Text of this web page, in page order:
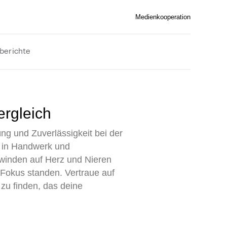
Medienkooperation
und Zuverlässigkeit bei der
Handwerk und
auf Herz und Nieren
standen. Vertraue auf
finden, das deine